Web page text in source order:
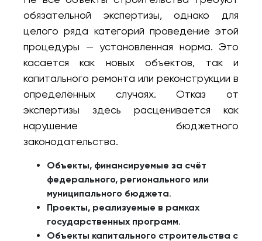
обязательной экспертизы, однако для
целого ряда категорий проведение этой
процедуры — установленная норма. Это
касается как новых объектов, так и
капитального ремонта или реконструкции в
определённых случаях. Отказ от
экспертизы здесь расценивается как
нарушение бюджетного
законодательства.
Объекты, финансируемые за счёт
федерального, регионального или
муниципального бюджета.
Проекты, реализуемые в рамках
государственных программ.
Объекты капитального строительства с